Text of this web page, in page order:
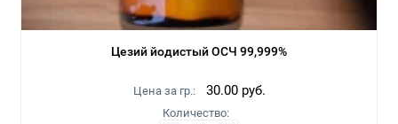
Цезий йодистый ОСЧ 99,999%
Цена за гр.: 30.00 руб.
Количество: